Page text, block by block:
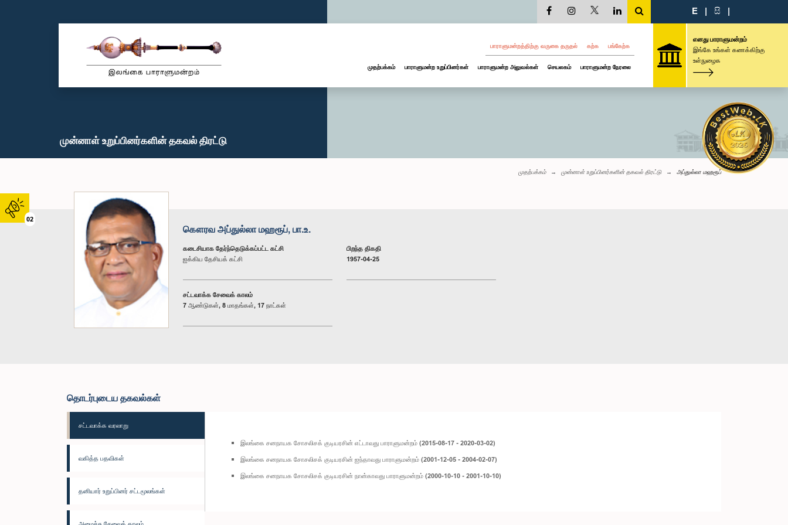
02
E | සි |
பாராளுமன்றத்திற்கு வருகை தருதல் கற்க பங்கேற்க
முதற்பக்கம் பாராளுமன்ற உறுப்பினர்கள் பாராளுமன்ற அலுவல்கள் செயலகம் பாராளுமன்ற நேரலை
எனது பாராளுமன்றம்
இங்கே உங்கள் கணக்கிற்கு
உள்நுழைக
முன்னாள் உறுப்பினர்களின் தகவல் திரட்டு
முதற்பக்கம் முன்னாள் உறுப்பினர்களின் தகவல் திரட்டு அப்துல்லா மஹரூப்
கௌரவ அப்துல்லா மஹரூப், பா.உ.
கடைசியாக தேர்ந்தெடுக்கப்பட்ட கட்சி
ஐக்கிய தேசியக் கட்சி
பிறந்த திகதி
1957-04-25
சட்டவாக்க சேவைக் காலம்
7 ஆண்டுகள், 8 மாதங்கள், 17 நாட்கள்
தொடர்புடைய தகவல்கள்
சட்டவாக்க வரலாறு
வகித்த பதவிகள்
தனியார் உறுப்பினர் சட்டமூலங்கள்
இலங்கை சனநாயக சோசலிசக் குடியரசின் எட்டாவது பாராளுமன்றம் (2015-08-17 - 2020-03-02)
இலங்கை சனநாயக சோசலிசக் குடியரசின் ஐந்தாவது பாராளுமன்றம் (2001-12-05 - 2004-02-07)
இலங்கை சனநாயக சோசலிசக் குடியரசின் நான்காவது பாராளுமன்றம் (2000-10-10 - 2001-10-10)